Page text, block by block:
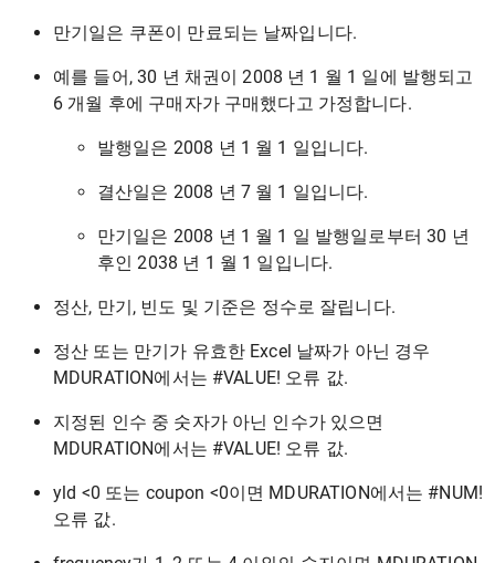
만기일은 쿠폰이 만료되는 날짜입니다.
예를 들어, 30 년 채권이 2008 년 1 월 1 일에 발행되고
6 개월 후에 구매자가 구매했다고 가정합니다.
발행일은 2008 년 1 월 1 일입니다.
결산일은 2008 년 7 월 1 일입니다.
만기일은 2008 년 1 월 1 일 발행일로부터 30 년
후인 2038 년 1 월 1 일입니다.
정산, 만기, 빈도 및 기준은 정수로 잘립니다.
정산 또는 만기가 유효한 Excel 날짜가 아닌 경우
MDURATION에서는 #VALUE! 오류 값.
지정된 인수 중 숫자가 아닌 인수가 있으면
MDURATION에서는 #VALUE! 오류 값.
yld <0 또는 coupon <0이면 MDURATION에서는 #NUM!
오류 값.